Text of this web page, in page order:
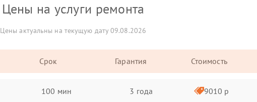
Цены на услуги ремонта
Цены актуальны на текущую дату 09.08.2026
Срок Гарантия Стоимость
100 мин 3 года 9010 р